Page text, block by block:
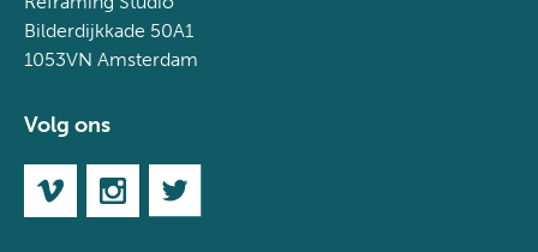
Bilderdijkkade 50A1
1053VN Amsterdam
Volg ons